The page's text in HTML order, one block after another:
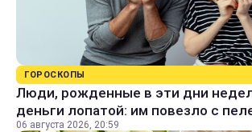
ГОРОСКОПЫ
Люди, рожденные в эти дни
деньги лопатой: им повезло с
06 августа 2026, 20:59